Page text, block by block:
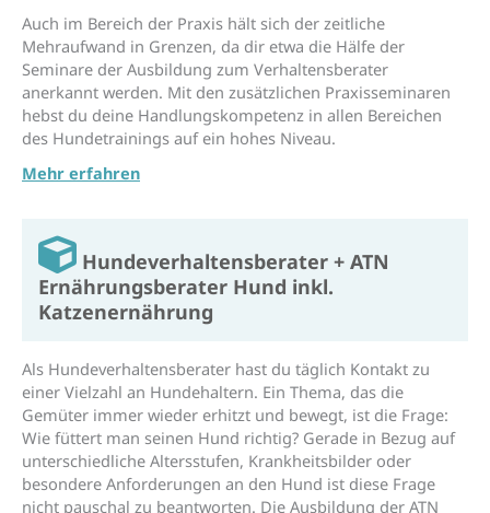
Auch im Bereich der Praxis hält sich der zeitliche
Mehraufwand in Grenzen, da dir etwa die Hälfe der
Seminare der Ausbildung zum Verhaltensberater
anerkannt werden. Mit den zusätzlichen Praxisseminaren
hebst du deine Handlungskompetenz in allen Bereichen
des Hundetrainings auf ein hohes Niveau.
Mehr erfahren
Hunde­verhaltens­berater + ATN
Ernährungsberater Hund inkl.
Katzenernährung
Als Hundeverhaltensberater hast du täglich Kontakt zu
einer Vielzahl an Hundehaltern. Ein Thema, das die
Gemüter immer wieder erhitzt und bewegt, ist die Frage:
Wie füttert man seinen Hund richtig? Gerade in Bezug auf
unterschiedliche Altersstufen, Krankheitsbilder oder
besondere Anforderungen an den Hund ist diese Frage
nicht pauschal zu beantworten. Die Ausbildung der ATN